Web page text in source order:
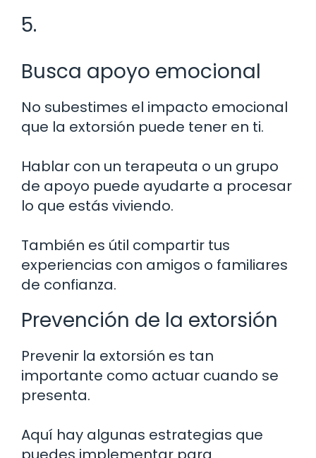
5.
Busca apoyo emocional
No subestimes el impacto emocional
que la extorsión puede tener en ti.
Hablar con un terapeuta o un grupo
de apoyo puede ayudarte a procesar
lo que estás viviendo.
También es útil compartir tus
experiencias con amigos o familiares
de confianza.
Prevención de la extorsión
Prevenir la extorsión es tan
importante como actuar cuando se
presenta.
Aquí hay algunas estrategias que